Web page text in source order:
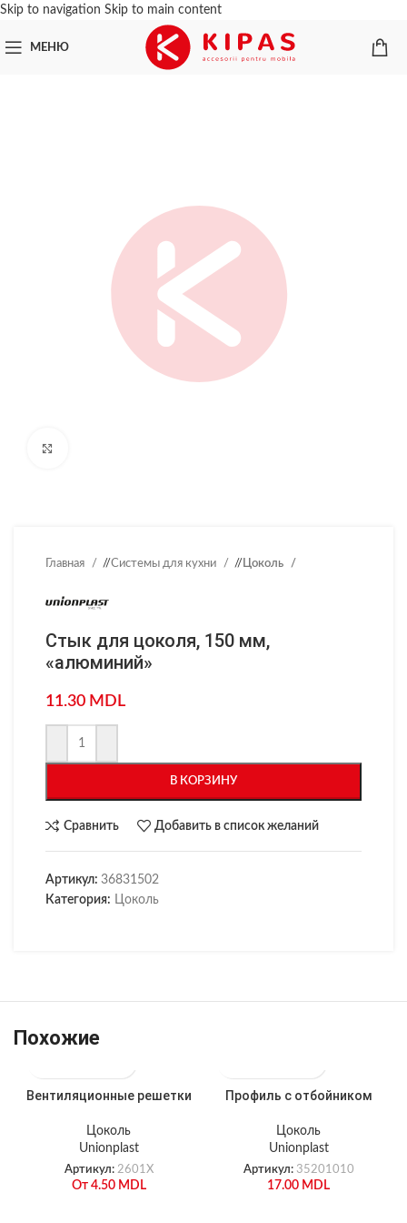
Skip to navigation Skip to main content
МЕНЮ
Главная / Системы для кухни / Цоколь
Стык для цоколя, 150 мм,
«алюминий»
11.30 MDL
В КОРЗИНУ
Сравнить Добавить в список желаний
Артикул: 36831502
Категория: Цоколь
Похожие
Вентиляционные решетки
Цоколь
Unionplast
Артикул: 2601X
От 4.50 MDL
Профиль с отбойником
Цоколь
Unionplast
Артикул: 35201010
17.00 MDL